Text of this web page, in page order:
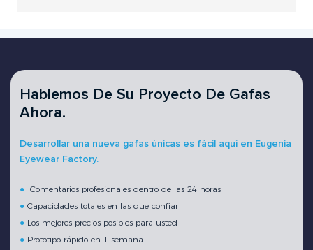
Hablemos De Su Proyecto De Gafas
Ahora.
Desarrollar una nueva gafas únicas es fácil aquí en Eugenia
Eyewear Factory.
● Comentarios profesionales dentro de las 24 horas
●Capacidades totales en las que confiar
● Los mejores precios posibles para usted
● Prototipo rápido en 1 semana.